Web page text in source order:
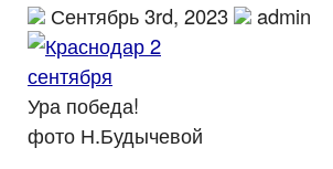
Сентябрь 3rd, 2023 admin
Ура
фото Н.Будычевой